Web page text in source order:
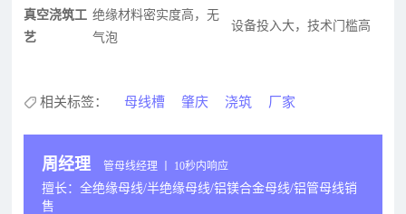
真空浇筑工
艺
绝缘材料密实度高，无
气泡
设备投入大，技术门槛高
相关标签： 母线槽 肇庆 浇筑 厂家
周经理 管母线经理 丨 10秒内响应
擅长：全绝缘母线/半绝缘母线/铝镁合金母线/铝管母线销
售